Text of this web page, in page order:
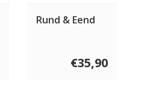
Rund & Eend
€35,90